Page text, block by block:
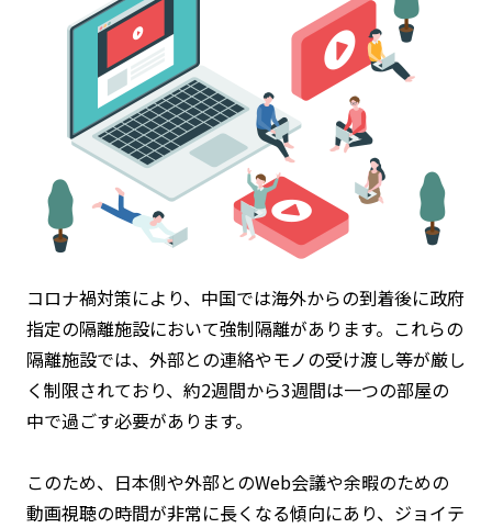
コロナ禍対策により、中国では海外からの到着後に政府
指定の隔離施設において強制隔離があります。これらの
隔離施設では、外部との連絡やモノの受け渡し等が厳し
く制限されており、約2週間から3週間は一つの部屋の
中で過ごす必要があります。
このため、日本側や外部とのWeb会議や余暇のための
動画視聴の時間が非常に長くなる傾向にあり、ジョイテ